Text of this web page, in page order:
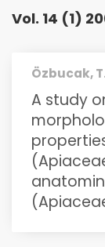
Vol. 14 (1)
Özbucak,
A study